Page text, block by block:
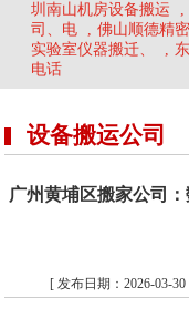
圳南山机房设备搬运
,
司、电
, 佛山顺德精
实验室仪器搬迁、
,
电话
设备搬运公司
广州黄埔区搬家公司
[ 发布日期：2026-03-